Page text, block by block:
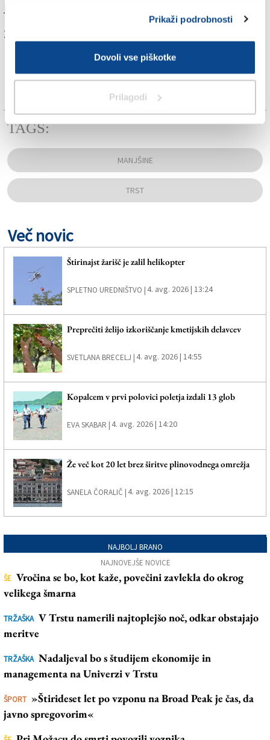
Prikaži podrobnosti
Dovoli vse piškotke
Prilagodi
Za branje in pisanje komentarjev
TAGS:
MANJŠINE
TRST
Več novic
Štirinajst žarišč je zalil helikopter
SPLETNO UREDNIŠTVO |4. avg. 2026 | 13:24
Preprečiti želijo izkoriščanje kmetijskih delavcev
SVETLANA BRECELJ |4. avg. 2026 | 14:55
Kopalcem v prvi polovici poletja izdali 13 glob
EVA SKABAR |4. avg. 2026 | 14:20
Že več kot 20 let brez širitve plinovodnega omrežja
SANELA ČORALIČ |4. avg. 2026 | 12:15
NAJBOLJ BRANO
NAJNOVEJŠE NOVICE
ŠE Vročina se bo, kot kaže, povečini zavlekla do okrog
velikega šmarna
TRŽAŠKA V Trstu namerili najtoplejšo noč, odkar obstajajo
meritve
TRŽAŠKA Nadaljeval bo s študijem ekonomije in
managementa na Univerzi v Trstu
ŠPORT »Štirideset let po vzponu na Broad Peak je čas, da
javno spregovorim«